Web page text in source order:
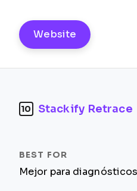
Website
10 Stackify Retrace
Mejor para